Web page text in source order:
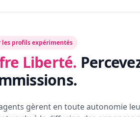
les profils expérimentés
Liberté.
gèrent en toute autonomie